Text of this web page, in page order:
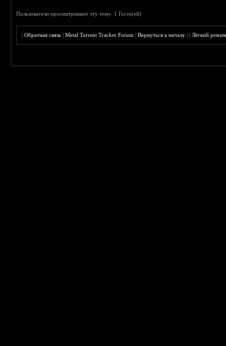
Пользователи просматривают эту тему: 1 Гость(ей)
|Обратная связь |Metal Torrent Tracker Forum |Вернуться к началу ||Лёгкий